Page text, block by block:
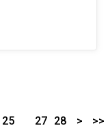
25
27 28 > >>